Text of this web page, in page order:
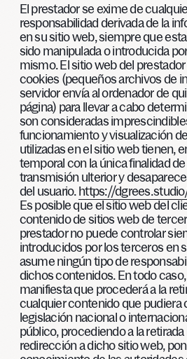
El prestador se exime de
responsabilidad derivada de la
en su sitio web, siempre que
sido manipulada o introducida
mismo. El sitio web del
cookies (pequeños archivos de
servidor envía al ordenador de
página) para llevar a cabo
son consideradas
funcionamiento y visualización
utilizadas en el sitio web tienen,
temporal con la única finalidad
transmisión ulterior y
del usuario.https://
Es posible que el sitio web del
contenido de sitios web de
prestador no puede controlar
introducidos por los terceros en
asume ningún tipo de
dichos contenidos. En todo
manifiesta que procederá a la
cualquier contenido que pudiera
legislación nacional o
público, procediendo a la
redirección a dicho sitio web,